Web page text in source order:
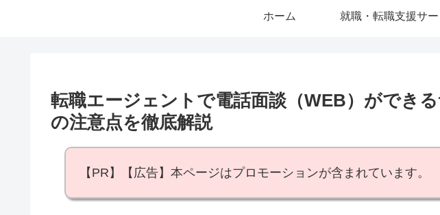
ホーム 就職・転職支援サー
転職エージェントで電話面談（WEB）ができ
の注意点を徹底解説
【PR】【広告】本ページはプロモーションが含まれています。